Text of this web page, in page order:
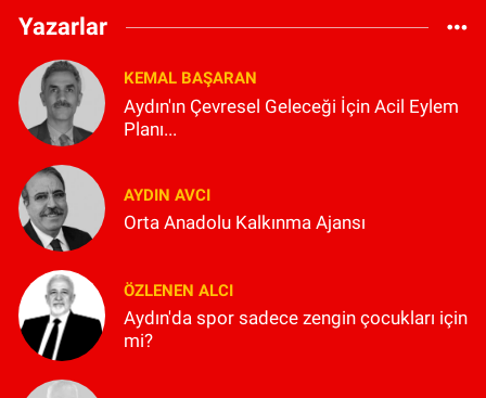
Yazarlar
KEMAL BAŞARAN
Aydın'ın Çevresel Geleceği İçin Acil Eylem
Planı...
AYDIN AVCI
Orta Anadolu Kalkınma Ajansı
ÖZLENEN ALCI
Aydın'da spor sadece zengin çocukları için
mi?